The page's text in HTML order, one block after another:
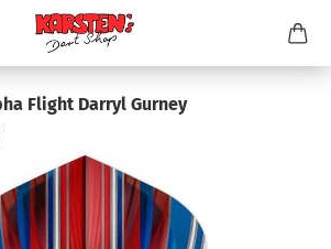
Flight Darryl Gurney